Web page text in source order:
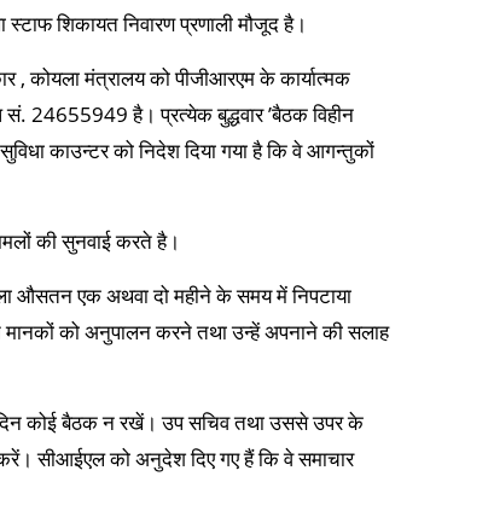
शिकायत निवारण प्रणाली मौजूद है।
, कोयला मंत्रालय को पीजीआरएम के कार्यात्‍मक
24655949 है। प्रत्‍येक बुद्धवार ’बैठक विहीन
काउन्‍टर को निदेश दिया गया है कि वे आगन्‍तुकों
की सुनवाई करते है।
औसतन एक अथवा दो महीने के समय में निपटाया
मानकों को अनुपालन करने तथा उन्‍हें अपनाने की सलाह
दिन कोई बैठक न रखें। उप सचिव तथा उससे उपर के
सीआईएल को अनुदेश दिए गए हैं कि वे समाचार